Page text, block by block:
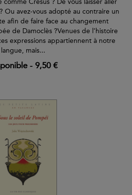
comme Crésus ? De vous laisser aller
Ou avez-vous adopté au contraire un
afin de faire face au changement
de Damoclès ?Venues de l’histoire
expressions appartiennent à notre
langue, mais...
- 9,50 €